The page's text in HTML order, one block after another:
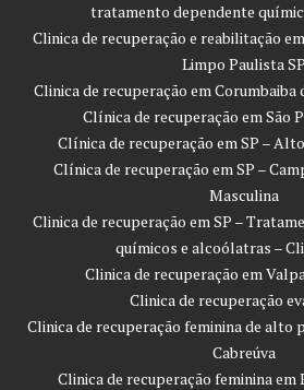
tratamento dependente
Clinica de recuperação e reabilitação
Limpo Paulista SP
Clinica de recuperação em Corumbaiba
Clínica de recuperação em São
Clínica de recuperação em SP –
Clínica de recuperação em SP –
Masculina
Clinica de recuperação em SP –
químicos e alcoólatras –
Clinica de recuperação em
Clinica de recuperação
Clinica de recuperação feminina de alto
Cabreúva
Clinica de recuperação feminina em